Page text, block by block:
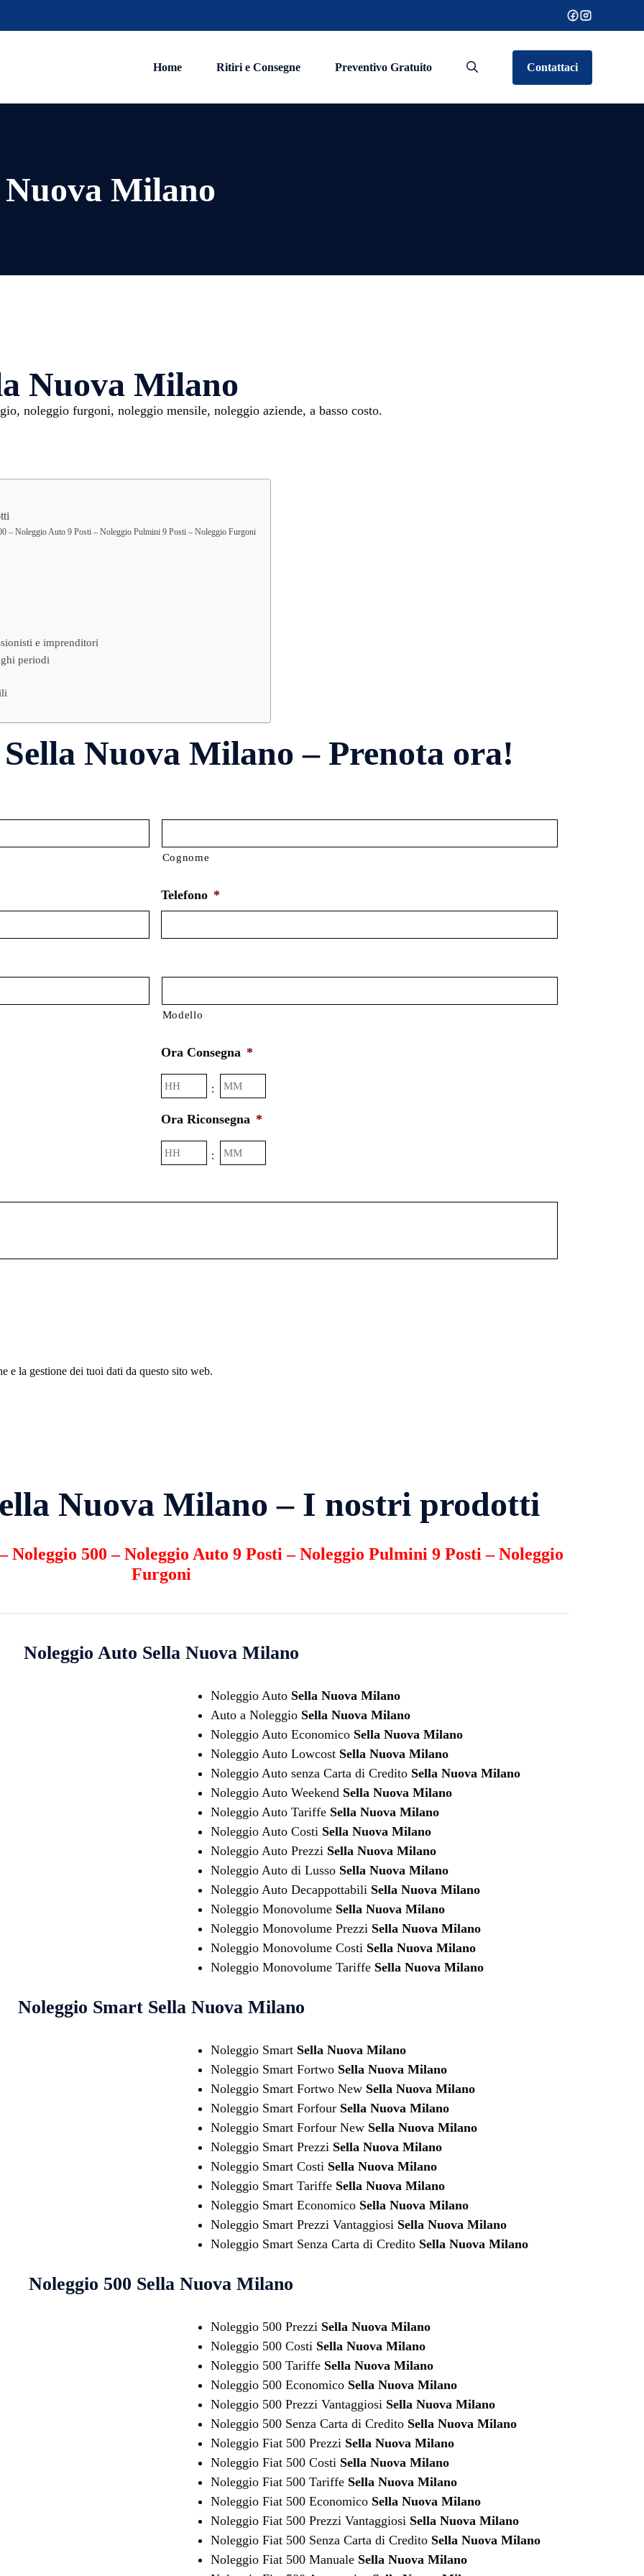
Home Ritiri e Consegne Preventivo Gratuito Contattaci
Nuova Milano
Nuova Milano
noleggio furgoni, noleggio mensile, noleggio aziende, a basso costo.
– Noleggio Auto 9 Posti – Noleggio Pulmini 9 Posti – Noleggio Furgoni
e imprenditori
periodi
Nuova Milano – Prenota ora!
Cognome
Telefono *
Modello
Ora Consegna *
:
Ore Minuti
Ora Riconsegna *
:
Ore Minuti
e la gestione dei tuoi dati da questo sito web.
Nuova Milano – I nostri prodotti
Noleggio 500 –Noleggio Auto 9 Posti –Noleggio Pulmini 9 Posti –Noleggio
Furgoni
Noleggio Auto Sella Nuova Milano
Noleggio Auto Sella Nuova Milano
Auto a Noleggio Sella Nuova Milano
Noleggio Auto Economico Sella Nuova Milano
Noleggio Auto Lowcost Sella Nuova Milano
Noleggio Auto senza Carta di Credito Sella Nuova Milano
Noleggio Auto Weekend Sella Nuova Milano
Noleggio Auto Tariffe Sella Nuova Milano
Noleggio Auto Costi Sella Nuova Milano
Noleggio Auto Prezzi Sella Nuova Milano
Noleggio Auto di Lusso Sella Nuova Milano
Noleggio Auto Decappottabili Sella Nuova Milano
Noleggio Monovolume Sella Nuova Milano
Noleggio Monovolume Prezzi Sella Nuova Milano
Noleggio Monovolume Costi Sella Nuova Milano
Noleggio Monovolume Tariffe Sella Nuova Milano
Noleggio SmartSella Nuova Milano
Noleggio Smart Sella Nuova Milano
Noleggio Smart Fortwo Sella Nuova Milano
Noleggio Smart Fortwo New Sella Nuova Milano
Noleggio Smart Forfour Sella Nuova Milano
Noleggio Smart Forfour New Sella Nuova Milano
Noleggio Smart Prezzi Sella Nuova Milano
Noleggio Smart Costi Sella Nuova Milano
Noleggio Smart Tariffe Sella Nuova Milano
Noleggio Smart Economico Sella Nuova Milano
Noleggio Smart Prezzi Vantaggiosi Sella Nuova Milano
Noleggio Smart Senza Carta di Credito Sella Nuova Milano
Noleggio 500 Sella Nuova Milano
Noleggio 500 Prezzi Sella Nuova Milano
Noleggio 500 Costi Sella Nuova Milano
Noleggio 500 Tariffe Sella Nuova Milano
Noleggio 500 Economico Sella Nuova Milano
Noleggio 500 Prezzi Vantaggiosi Sella Nuova Milano
Noleggio 500 Senza Carta di Credito Sella Nuova Milano
Noleggio Fiat 500 Prezzi Sella Nuova Milano
Noleggio Fiat 500 Costi Sella Nuova Milano
Noleggio Fiat 500 Tariffe Sella Nuova Milano
Noleggio Fiat 500 Economico Sella Nuova Milano
Noleggio Fiat 500 Prezzi Vantaggiosi Sella Nuova Milano
Noleggio Fiat 500 Senza Carta di Credito Sella Nuova Milano
Noleggio Fiat 500 Manuale Sella Nuova Milano